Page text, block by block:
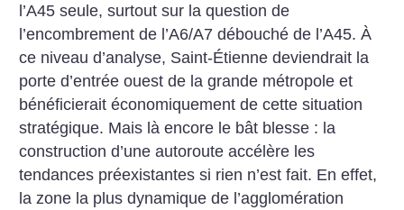
l’A45 seule, surtout sur la question de
l’encombrement de l’A6/A7 débouché de l’A45. À
ce niveau d’analyse, Saint-Étienne deviendrait la
porte d’entrée ouest de la grande métropole et
bénéficierait économiquement de cette situation
stratégique. Mais là encore le bât blesse : la
construction d’une autoroute accélère les
tendances préexistantes si rien n’est fait. En effet,
la zone la plus dynamique de l’agglomération